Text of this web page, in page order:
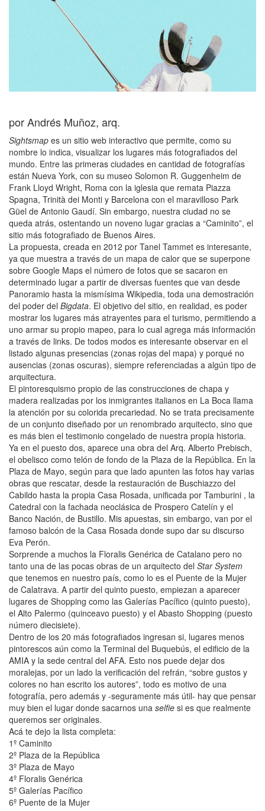
por Andrés Muñoz, arq.
Sightsmap es un sitio web interactivo que permite, como su
nombre lo indica, visualizar los lugares más fotografiados del
mundo. Entre las primeras ciudades en cantidad de fotografías
están Nueva York, con su museo Solomon R. Guggenheim de
Frank Lloyd Wright, Roma con la iglesia que remata Piazza
Spagna, Trinità dei Monti y Barcelona con el maravilloso Park
Güel de Antonio Gaudí. Sin embargo, nuestra ciudad no se
queda atrás, ostentando un noveno lugar gracias a “Caminito”, el
sitio más fotografiado de Buenos Aires.
La propuesta, creada en 2012 por Tanel Tammet es interesante,
ya que muestra a través de un mapa de calor que se superpone
sobre Google Maps el número de fotos que se sacaron en
determinado lugar a partir de diversas fuentes que van desde
Panoramio hasta la mismísima Wikipedia, toda una demostración
del poder del Bigdata. El objetivo del sitio, en realidad, es poder
mostrar los lugares más atrayentes para el turismo, permitiendo a
uno armar su propio mapeo, para lo cual agrega más información
a través de links. De todos modos es interesante observar en el
listado algunas presencias (zonas rojas del mapa) y porqué no
ausencias (zonas oscuras), siempre referenciadas a algún tipo de
arquitectura.
El pintoresquismo propio de las construcciones de chapa y
madera realizadas por los inmigrantes italianos en La Boca llama
la atención por su colorida precariedad. No se trata precisamente
de un conjunto diseñado por un renombrado arquitecto, sino que
es más bien el testimonio congelado de nuestra propia historia.
Ya en el puesto dos, aparece una obra del Arq. Alberto Prebisch,
el obelisco como telón de fondo de la Plaza de la República. En la
Plaza de Mayo, según para que lado apunten las fotos hay varias
obras que rescatar, desde la restauración de Buschiazzo del
Cabildo hasta la propia Casa Rosada, unificada por Tamburini , la
Catedral con la fachada neoclásica de Prospero Catelín y el
Banco Nación, de Bustillo. Mis apuestas, sin embargo, van por el
famoso balcón de la Casa Rosada donde supo dar su discurso
Eva Perón.
Sorprende a muchos la Floralis Genérica de Catalano pero no
tanto una de las pocas obras de un arquitecto del Star System
que tenemos en nuestro país, como lo es el Puente de la Mujer
de Calatrava. A partir del quinto puesto, empiezan a aparecer
lugares de Shopping como las Galerías Pacífico (quinto puesto),
el Alto Palermo (quinceavo puesto) y el Abasto Shopping (puesto
número diecisiete).
Dentro de los 20 más fotografiados ingresan si, lugares menos
pintorescos aún como la Terminal del Buquebús, el edificio de la
AMIA y la sede central del AFA. Esto nos puede dejar dos
moralejas, por un lado la verificación del refrán, “sobre gustos y
colores no han escrito los autores”, todo es motivo de una
fotografía, pero además y -seguramente más útil- hay que pensar
muy bien el lugar donde sacarnos una selfie si es que realmente
queremos ser originales.
Acá te dejo la lista completa:
1º Caminito
2º Plaza de la República
3º Plaza de Mayo
4º Floralis Genérica
5º Galerías Pacífico
6º Puente de la Mujer